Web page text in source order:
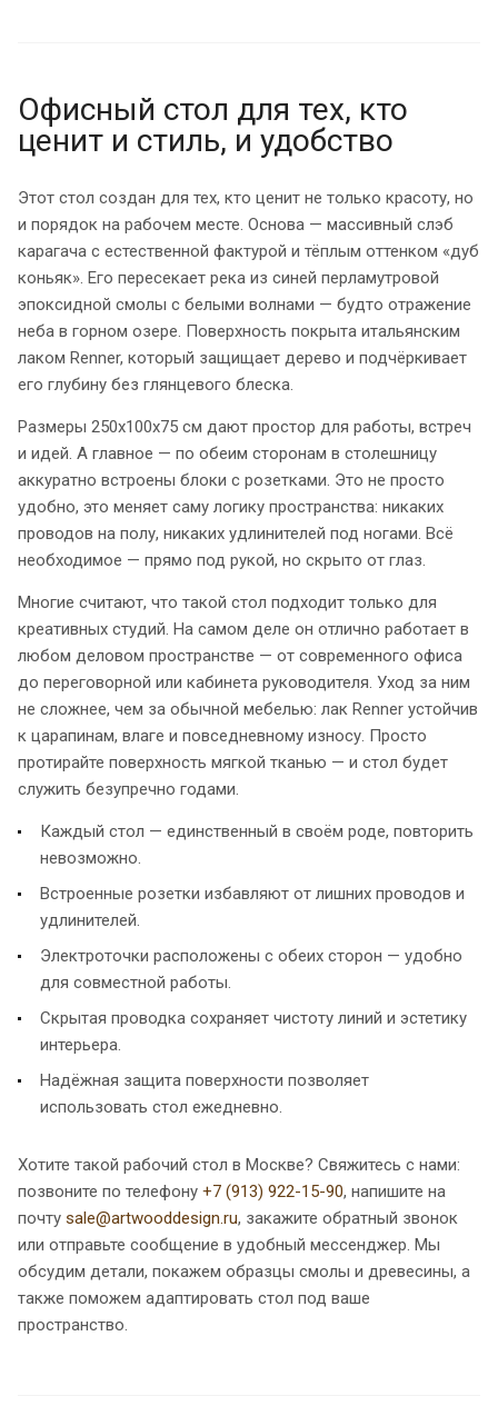
Офисный стол для тех, кто
ценит и стиль, и удобство
Этот стол создан для тех, кто ценит не только красоту, но
и порядок на рабочем месте. Основа — массивный слэб
карагача с естественной фактурой и тёплым оттенком «дуб
коньяк». Его пересекает река из синей перламутровой
эпоксидной смолы с белыми волнами — будто отражение
неба в горном озере. Поверхность покрыта итальянским
лаком Renner, который защищает дерево и подчёркивает
его глубину без глянцевого блеска.
Размеры 250х100х75 см дают простор для работы, встреч
и идей. А главное — по обеим сторонам в столешницу
аккуратно встроены блоки с розетками. Это не просто
удобно, это меняет саму логику пространства: никаких
проводов на полу, никаких удлинителей под ногами. Всё
необходимое — прямо под рукой, но скрыто от глаз.
Многие считают, что такой стол подходит только для
креативных студий. На самом деле он отлично работает в
любом деловом пространстве — от современного офиса
до переговорной или кабинета руководителя. Уход за ним
не сложнее, чем за обычной мебелью: лак Renner устойчив
к царапинам, влаге и повседневному износу. Просто
протирайте поверхность мягкой тканью — и стол будет
служить безупречно годами.
Каждый стол — единственный в своём роде, повторить
невозможно.
Встроенные розетки избавляют от лишних проводов и
удлинителей.
Электроточки расположены с обеих сторон — удобно
для совместной работы.
Скрытая проводка сохраняет чистоту линий и эстетику
интерьера.
Надёжная защита поверхности позволяет
использовать стол ежедневно.
Хотите такой рабочий стол в Москве? Свяжитесь с нами:
позвоните по телефону +7 (913) 922-15-90, напишите на
почту sale@artwooddesign.ru, закажите обратный звонок
или отправьте сообщение в удобный мессенджер. Мы
обсудим детали, покажем образцы смолы и древесины, а
также поможем адаптировать стол под ваше
пространство.